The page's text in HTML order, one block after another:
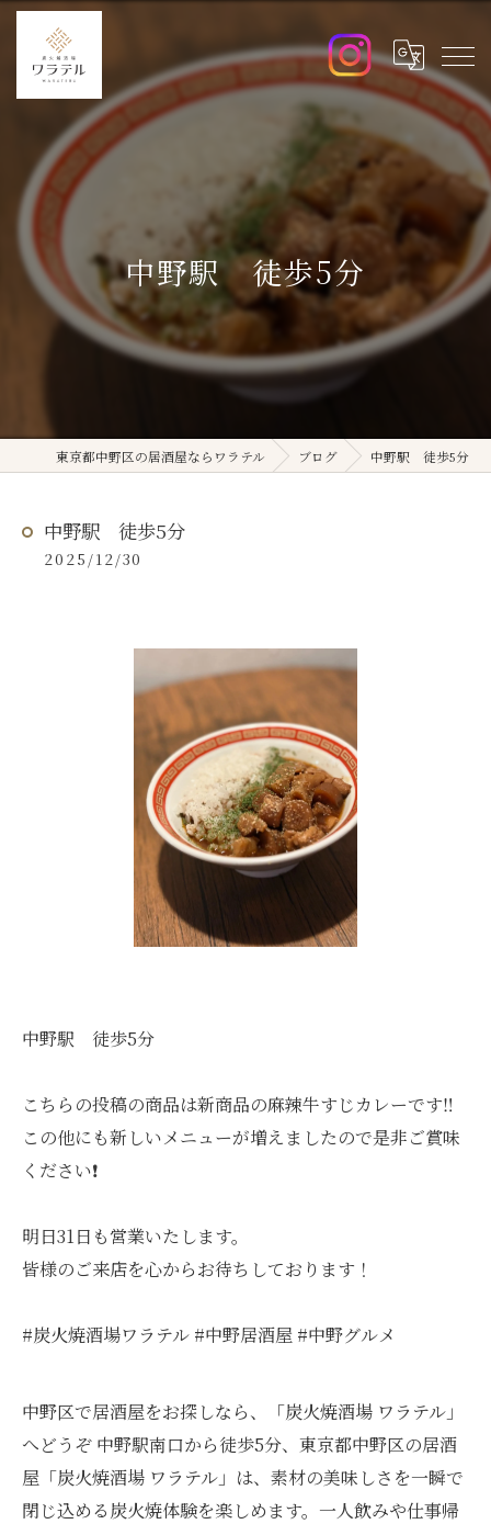
中野駅 徒歩5分
東京都中野区の居酒屋ならワラテル ブログ 中野駅 徒歩5分
中野駅 徒歩5分
2025/12/30
中野駅 徒歩5分
こちらの投稿の商品は新商品の麻辣牛すじカレーです‼️
この他にも新しいメニューが増えましたので是非ご賞味
ください❗️
明日31日も営業いたします。
皆様のご来店を心からお待ちしております！
#炭火焼酒場ワラテル #中野居酒屋 #中野グルメ
中野区で居酒屋をお探しなら、「炭火焼酒場 ワラテル」
へどうぞ 中野駅南口から徒歩5分、東京都中野区の居酒
屋「炭火焼酒場 ワラテル」は、素材の美味しさを一瞬で
閉じ込める炭火焼体験を楽しめます。一人飲みや仕事帰